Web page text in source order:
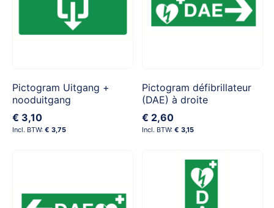
Pictogram Uitgang +
nooduitgang
€ 3,10
€ 3,75
Pictogram défibrillateur
(DAE) à droite
€ 2,60
€ 3,15